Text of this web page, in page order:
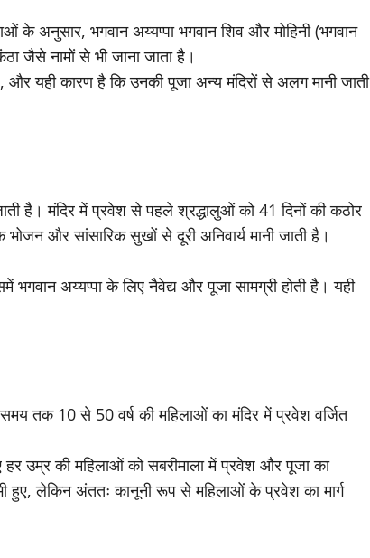
के अनुसार, भगवान अय्यप्पा भगवान शिव और मोहिनी (भगवान
जैसे नामों से भी जाना जाता है।
और यही कारण है कि उनकी पूजा अन्य मंदिरों से अलग मानी जाती
है। मंदिर में प्रवेश से पहले श्रद्धालुओं को 41 दिनों की कठोर
और सांसारिक सुखों से दूरी अनिवार्य मानी जाती है।
अय्यप्पा के लिए नैवेद्य और पूजा सामग्री होती है। यही
समय तक 10 से 50 वर्ष की महिलाओं का मंदिर में प्रवेश वर्जित
उम्र की महिलाओं को सबरीमाला में प्रवेश और पूजा का
हुए, लेकिन अंततः कानूनी रूप से महिलाओं के प्रवेश का मार्ग